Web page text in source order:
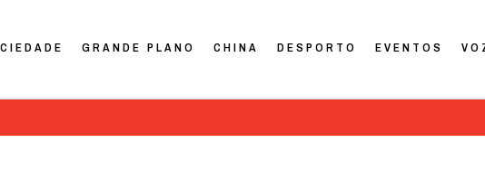
GRANDE PLANO CHINA DESPORTO EVENTOS